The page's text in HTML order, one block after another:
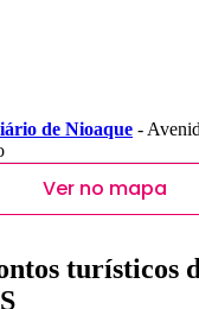
de Nioaque -
Ver no mapa
turísticos